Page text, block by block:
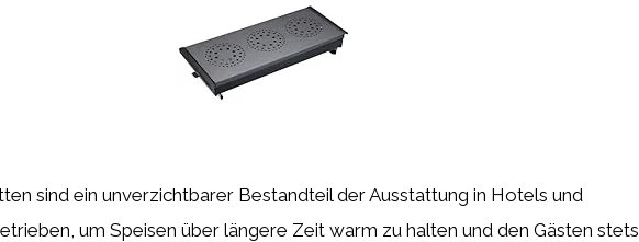
sind ein unverzichtbarer Bestandteil der Ausstattung in Hotels und
um Speisen über längere Zeit warm zu halten und den Gästen stets